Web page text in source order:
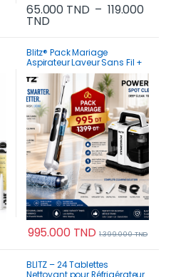
65.000 TND – 119.000
TNDPlage de prix : 65.000
Blitz® Pack Mariage
Aspirateur Laveur Sans Fil +
Aspirateur Nettoyeur de
Taches PowerMax
995.000TND 1.399.000TND
BLITZ – 24 Tablettes
Nettoyant pour Réfrigérateur